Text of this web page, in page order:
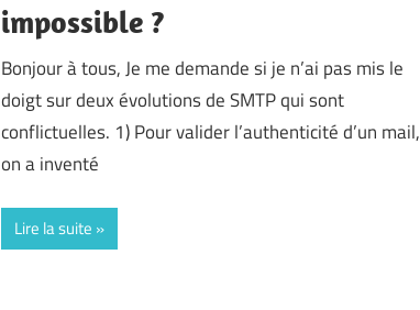
impossible ?
Bonjour à tous, Je me demande si je n’ai pas mis le
doigt sur deux évolutions de SMTP qui sont
conflictuelles. 1) Pour valider l’authenticité d’un mail,
on a inventé
Lire la suite